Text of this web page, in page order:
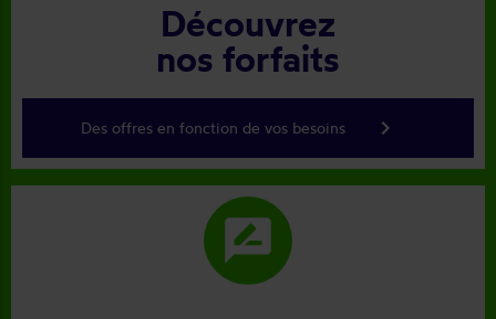
Découvrez
nos forfaits
Des offres en fonction de vos besoins keyboard_arrow_right
rate_review